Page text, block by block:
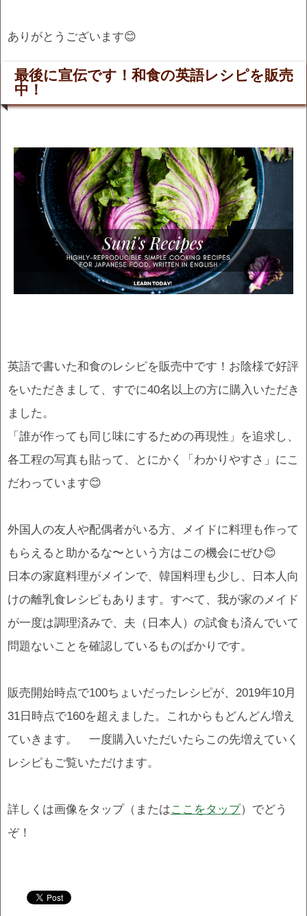
ありがとうございます😊
最後に宣伝です！和食の英語レシピを販売
中！
英語で書いた和食のレシピを販売中です！お陰様で好評
をいただきまして、すでに40名以上の方に購入いただき
ました。
「誰が作っても同じ味にするための再現性」を追求し、
各工程の写真も貼って、とにかく「わかりやすさ」にこ
だわっています😊
外国人の友人や配偶者がいる方、メイドに料理も作って
もらえると助かるな〜という方はこの機会にぜひ😊
日本の家庭料理がメインで、韓国料理も少し、日本人向
けの離乳食レシピもあります。すべて、我が家のメイド
が一度は調理済みで、夫（日本人）の試食も済んでいて
問題ないことを確認しているものばかりです。
販売開始時点で100ちょいだったレシピが、2019年10月
31日時点で160を超えました。これからもどんどん増え
ていきます。 一度購入いただいたらこの先増えていく
レシピもご覧いただけます。
詳しくは画像をタップ（またはここをタップ）でどう
ぞ！